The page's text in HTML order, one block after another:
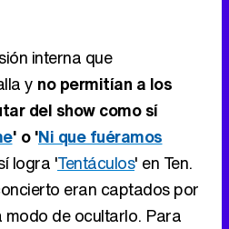
interna que
y no permitían a los
del show como sí
' o 'Ni que fuéramos
logra 'Tentáculos' en Ten.
eran captados por
de ocultarlo. Para